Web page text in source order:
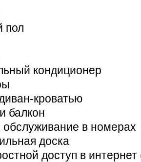
пол
кондиционер
кроватью
балкон
обслуживание в номерах
доска
доступ в интернет